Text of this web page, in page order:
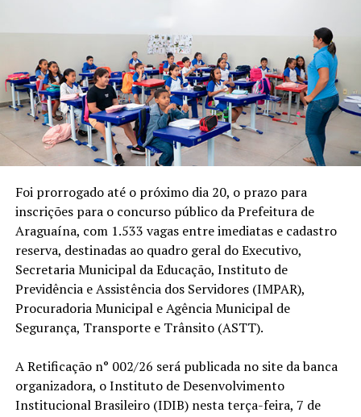
Foi prorrogado até o próximo dia 20, o prazo para
inscrições para o concurso público da Prefeitura de
Araguaína, com 1.533 vagas entre imediatas e cadastro
reserva, destinadas ao quadro geral do Executivo,
Secretaria Municipal da Educação, Instituto de
Previdência e Assistência dos Servidores (IMPAR),
Procuradoria Municipal e Agência Municipal de
Segurança, Transporte e Trânsito (ASTT).
A Retificação n° 002/26 será publicada no site da banca
organizadora, o Instituto de Desenvolvimento
Institucional Brasileiro (IDIB) nesta terça-feira, 7 de